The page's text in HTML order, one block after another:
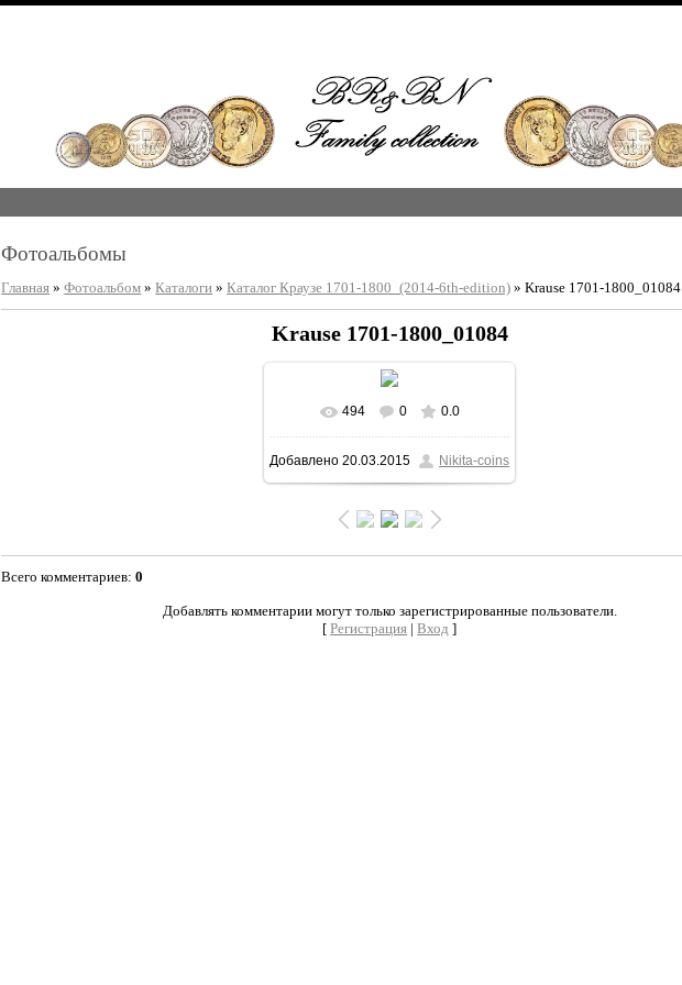
Фотоальбомы
Главная »Фотоальбом »Каталоги »Каталог Краузе 1701-1800_(2014-6th-edition) » Krause 1701-1800_01084
Krause 1701-1800_01084
В реальном размере
1213x1600/ 414.9Kb
494 0 0.0
Добавлено 20.03.2015 Nikita-coins
Всего комментариев:0
Добавлять комментарии могут только зарегистрированные пользователи.
[Регистрация |Вход ]